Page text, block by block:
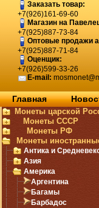
Заказать товар:
+7(926)161-69-60
Магазин на
+7(925)887-73-84
Оптовые продажи
+7(925)887-71-84
Оценщик:
+7(926)599-33-26
E-mail:
Главная
Монеты царской
Монеты СССР
Монеты РФ
Монеты
Антика и
Азия
Америка
Аргентина
Багамы
Барбадос